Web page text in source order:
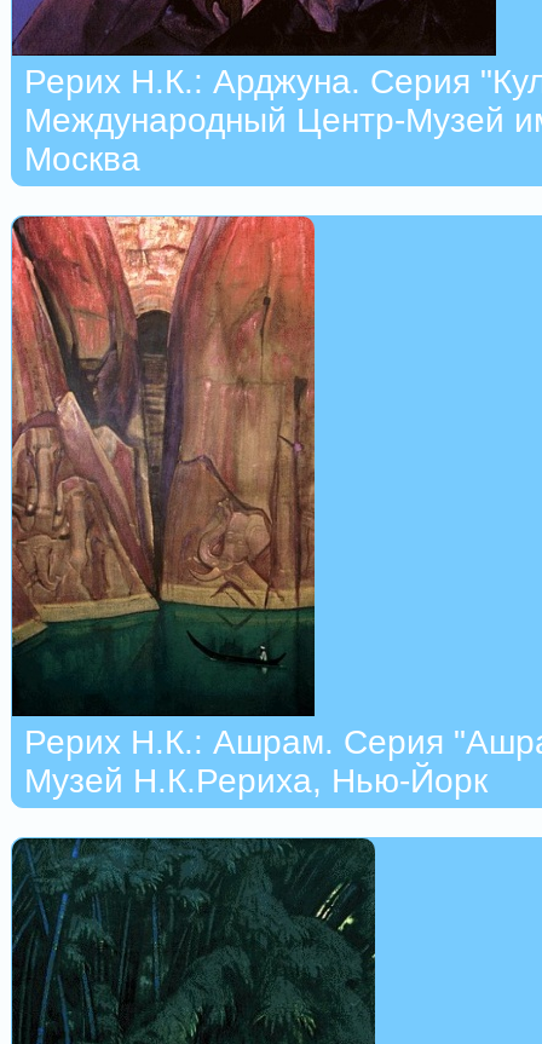
Рерих Н.К.: Арджуна. Серия
Международный Центр-Музей
Москва
Рерих Н.К.: Ашрам. Серия
Музей Н.К.Рериха, Нью-Йорк